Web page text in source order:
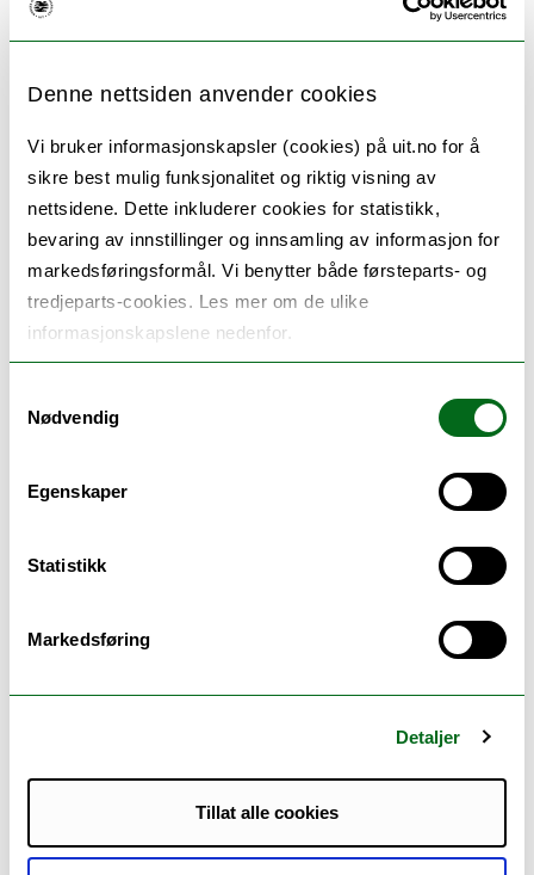
Denne nettsiden anvender cookies
Vi bruker informasjonskapsler (cookies) på uit.no for å
sikre best mulig funksjonalitet og riktig visning av
nettsidene. Dette inkluderer cookies for statistikk,
bevaring av innstillinger og innsamling av informasjon for
markedsføringsformål. Vi benytter både førsteparts- og
tredjeparts-cookies. Les mer om de ulike
informasjonskapslene nedenfor.
Nødvendig
Egenskaper
Statistikk
Markedsføring
Detaljer
Tillat alle cookies
saemien tjïelth leah jeatjah
njoelkedassh jïh strategijh
sjïehtesjamme juktie pandemijem
gïetedidh. Saemien
healsoedotkemejarnge (SHDJ)
goerehtimmiem tjirrehte.
Prosjektedetaljh
DÅARJOEHTÆJJAH:
Arktiske raerie, Sustainable
Ålkoerïjhkedepartemeente, Saemieraerie
saemien goerehtimmie lea bielie dehtie sirkumpolaare
prosjektesteArctic community perspectives on COVID-